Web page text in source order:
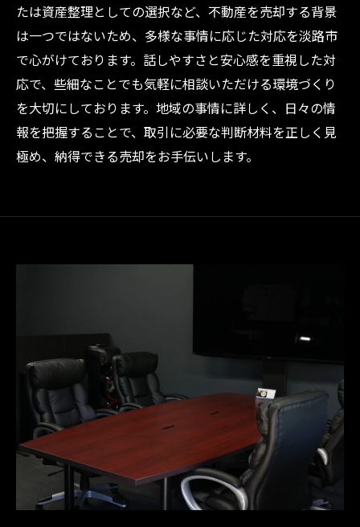
たは資産整理としての選択など、不動産を売却する背景
は一つではないため、多様な事情に応じた対応を淡路市
で心がけております。話しやすさと安心感を重視した対
応で、些細なことでも気軽に相談いただける環境づくり
を大切にしております。地域の事情に詳しく、日々の情
報を把握することで、取引に必要な判断材料を正しく見
極め、納得できる売却をお手伝いします。